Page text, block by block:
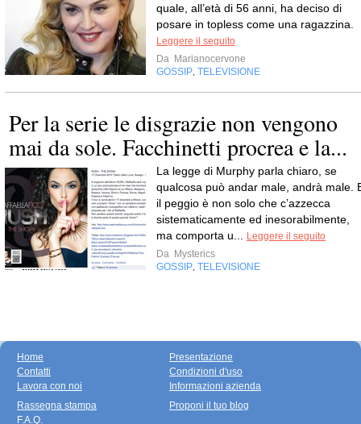
quale, all’età di 56 anni, ha deciso di
posare in topless come una ragazzina.
Leggere il seguito
Da Marianocervone
GOSSIP TELEVISIONE
Per la serie le disgrazie non vengono
mai da sole. Facchinetti procrea e la...
La legge di Murphy parla chiaro, se
qualcosa può andar male, andrà male.
il peggio è non solo che c’azzecca
sistematicamente ed inesorabilmente,
ma comporta u...
Leggere il seguito
Da Mysterics
GOSSIP TELEVISIONE
Home
Contatti
Lavora con noi
Presentazione
Condizioni d'uso
Informazioni azienda
Rassegna stampa
F.A.Q.
Proponi il tuo blog